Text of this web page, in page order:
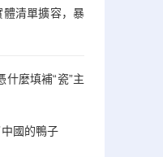
體清單擴容，暴
麼填補“瓷”主
國的鴨子